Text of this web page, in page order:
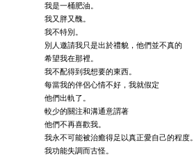
我是一桶肥油。
我又胖又醜。
我不特別。
別人邀請我只是出於禮貌，他們並不真的
希望我在那裡。
我不配得到我想要的東西。
每當我的伴侶心情不好，我就假定
他們出軌了。
較少的關注和溝通意謂著
他們不再喜歡我。
我永不可能被治癒得足以真正愛自己的程度。
我功能失調而古怪。